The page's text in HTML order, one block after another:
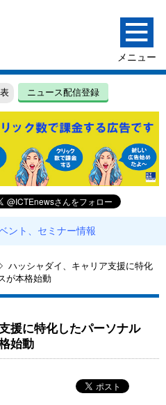
ニュース配信登録
ント、セミナー情報
ハッシャダイ、キャリア⽀援に特化
が本格始動
援に特化したパーソナル
始動